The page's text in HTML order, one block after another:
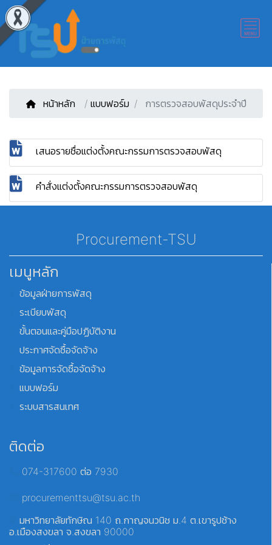
หน้าหลัก / แบบฟอร์ม การตรวจสอบพัสดุประจำปี
เสนอรายชื่อแต่งตั้งคณะกรรมการตรวจสอบพัสดุ
คำสั่งแต่งตั้งคณะกรรมการตรวจสอบพัสดุ
Procurement-TSU
เมนูหลัก
ข้อมูลฝ่ายการพัสดุ
ระเบียบพัสดุ
ขั้นตอนและคู่มือปฏิบัติงาน
ประกาศจัดซื้อจัดจ้าง
ข้อมูลการจัดซื้อจัดจ้าง
แบบฟอร์ม
ระบบสารสนเทศ
ติดต่อ
074-317600 ต่อ 7930
procurementtsu@tsu.ac.th
มหาวิทยาลัยทักษิณ 140 ถ.กาญจนวนิช ม.4 ต.เขารูปช้าง
อ.เมืองสงขลา จ.สงขลา 90000